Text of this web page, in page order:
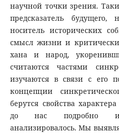
научной точки зрения.
предсказатель будущего,
носитель исторических
смысл жизни и
хана и народ,
считаются частями
изучаются в связи с его
концепции
берутся свойства
до нас подробно
анализировалось. Мы